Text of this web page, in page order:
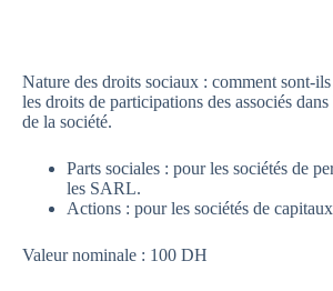
Nature des droits sociaux : comment sont-ils
les droits de participations des associés
de la société.
Parts sociales : pour les sociétés de
les SARL.
Actions : pour les sociétés de
Valeur nominale : 100 DH